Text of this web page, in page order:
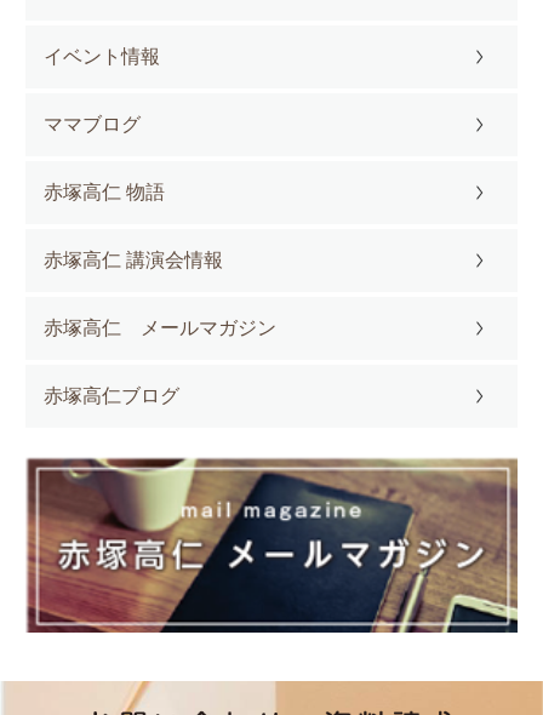
イベント情報
ママブログ
赤塚高仁 物語
赤塚高仁 講演会情報
赤塚高仁 メールマガジン
赤塚高仁ブログ